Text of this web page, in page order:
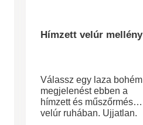
Hímzett velúr mellény
Válassz egy laza bohém
megjelenést ebben a
hímzett és műszőrmés
velúr ruhában. Ujjatlan.